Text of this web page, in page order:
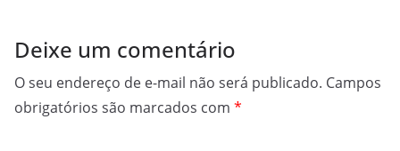
k
Deixe um comentário
O seu endereço de e-mail não será publicado. Campos
obrigatórios são marcados com *